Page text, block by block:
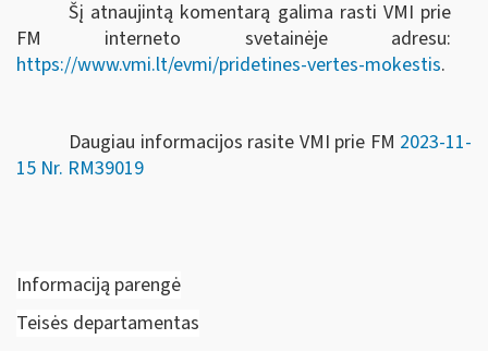
Šį atnaujintą komentarą galima rasti VMI prie
FM interneto svetainėje adresu:
https://www.vmi.lt/evmi/pridetines-vertes-mokestis.
Daugiau informacijos rasite VMI prie FM 2023-11-
15 Nr. RM39019
Informaciją parengė
Teisės departamentas